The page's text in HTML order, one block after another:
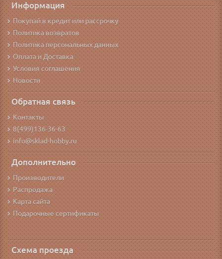
Информация
Покупай в кредит или рассрочку
Политика возвратов
Политика персональных данных
Оплата и Доставка
Условия соглашения
Новости
Обратная связь
Контакты
8(499)136-36-63
info@sklad-hobby.ru
Дополнительно
Производители
Распродажа
Карта сайта
Подарочные сертификаты
Схема проезда